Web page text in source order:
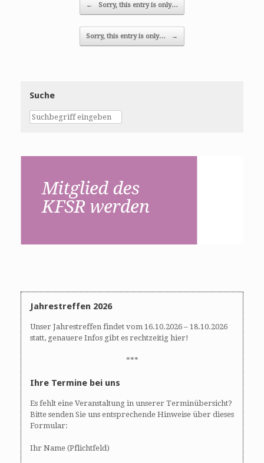
← Sorry, this entry is only…
Sorry, this entry is only… →
Suche
Jahrestreffen 2026
Unser Jahrestreffen findet vom 16.10.2026 – 18.10.2026
statt, genauere Infos gibt es rechtzeitig hier!
***
Ihre Termine bei uns
Es fehlt eine Veranstaltung in unserer Terminübersicht?
Bitte senden Sie uns entsprechende Hinweise über dieses
Formular:
Ihr Name (Pflichtfeld)